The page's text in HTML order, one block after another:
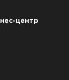
центр